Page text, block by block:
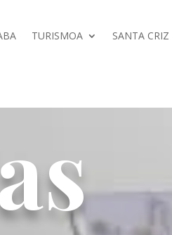
TURISMOA SANTA CRIZ